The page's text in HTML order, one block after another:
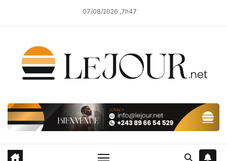
07/08/2026 ,7h47